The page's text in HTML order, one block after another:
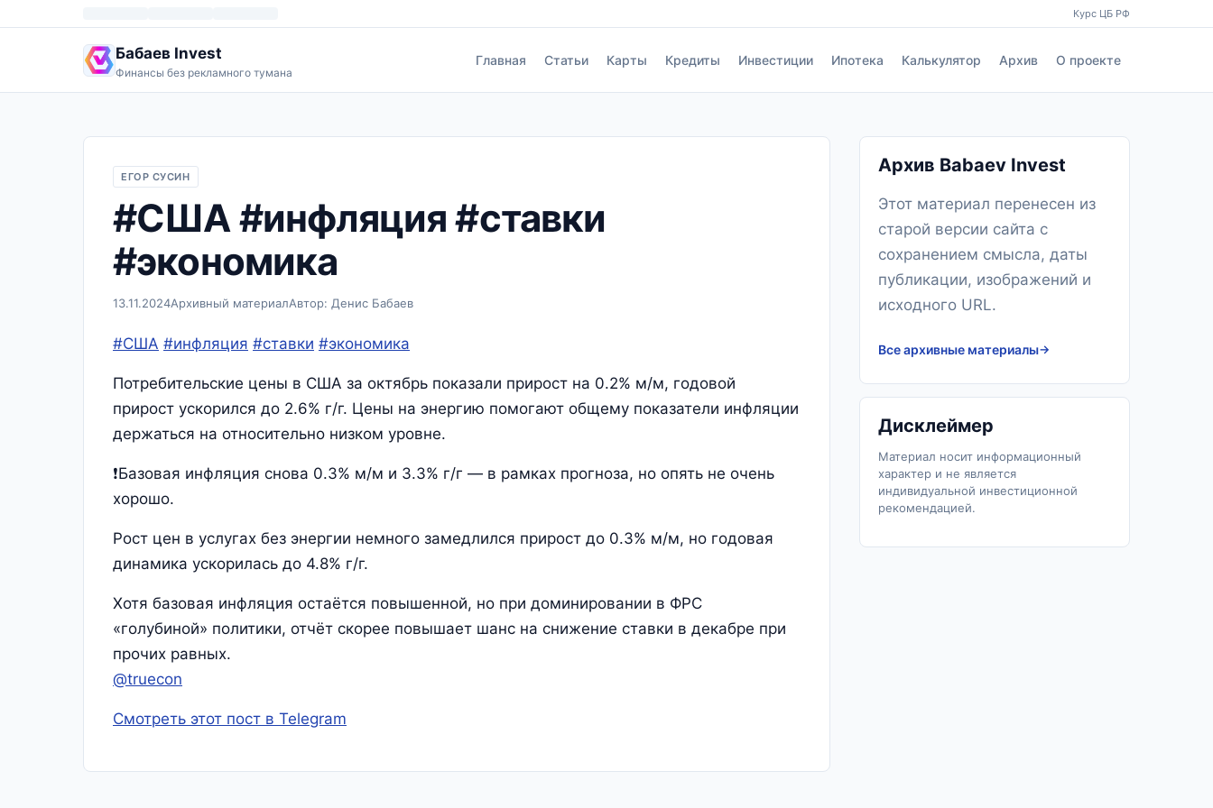
Курс ЦБ РФ
Бабаев Invest
Финансы без рекламного тумана
Главная Статьи Карты Кредиты Инвестиции Ипотека Калькулятор Архив О проекте
ЕГОР СУСИН
#США #инфляция #ставки
#экономика
13.11.2024Архивный материалАвтор: Денис Бабаев
#США #инфляция #ставки #экономика
Потребительские цены в США за октябрь показали прирост на 0.2% м/м, годовой
прирост ускорился до 2.6% г/г. Цены на энергию помогают общему показатели инфляции
держаться на относительно низком уровне.
❗️Базовая инфляция снова 0.3% м/м и 3.3% г/г — в рамках прогноза, но опять не очень
хорошо.
Рост цен в услугах без энергии немного замедлился прирост до 0.3% м/м, но годовая
динамика ускорилась до 4.8% г/г.
Хотя базовая инфляция остаётся повышенной, но при доминировании в ФРС
«голубиной» политики, отчёт скорее повышает шанс на снижение ставки в декабре при
прочих равных.
@truecon
Смотреть этот пост в Telegram
Архив Babaev Invest
Этот материал перенесен из
старой версии сайта с
сохранением смысла, даты
публикации, изображений и
исходного URL.
Все архивные материалы
Дисклеймер
Материал носит информационный
характер и не является
индивидуальной инвестиционной
рекомендацией.